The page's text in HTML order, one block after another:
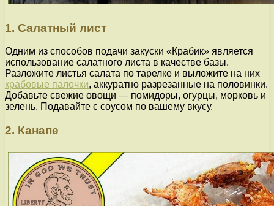
1. Салатный лист
Одним из способов подачи закуски «Крабик» является
использование салатного листа в качестве базы.
Разложите листья салата по тарелке и выложите на них
крабовые палочки, аккуратно разрезанные на половинки.
Добавьте свежие овощи — помидоры, огурцы, морковь и
зелень. Подавайте с соусом по вашему вкусу.
2. Канапе